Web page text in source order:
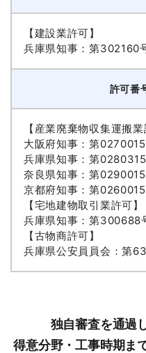
【建設業許可】
兵庫県知事：第302160
許可番
【産業廃棄物収集運搬業
大阪府知事：第
兵庫県知事：第
奈良県知事：第
京都府知事：第
【宅地建物取引業許可】
兵庫県知事：第300688
【古物商許可】
兵庫県公安員員会：第
独自審査を通過
得意分野・工事時期ま